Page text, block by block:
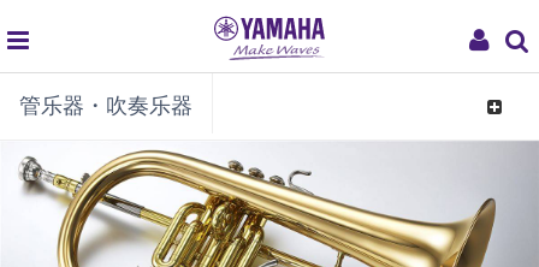
My
global
navigation
管乐器・吹奏乐器
Toggle